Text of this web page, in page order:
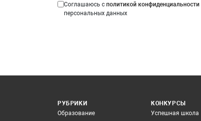
Соглашаюсь с политикой конфиденциальности
персональных данных
РУБРИКИ
Образование
КОНКУРСЫ
Успешная школа